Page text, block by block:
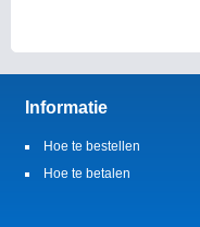
Informatie
Hoe te bestellen
Hoe te betalen